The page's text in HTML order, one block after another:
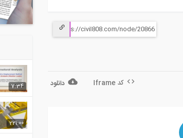
دانلود کد Iframe 7:34
221:00